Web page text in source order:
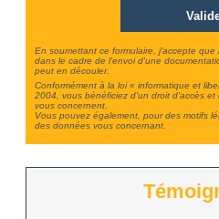
En soumettant ce formulaire, j'accepte
dans le cadre de l'envoi d'une
peut en découler.
Conformément à la loi « informatique et
2004, vous bénéficiez d'un droit d'accès
vous concernent.
Vous pouvez également, pour des motifs
des données vous concernant.